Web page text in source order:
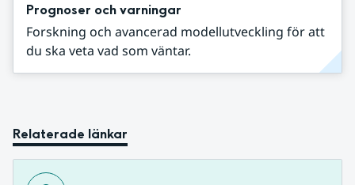
Prognoser och varningar
Forskning och avancerad modellutveckling för att
du ska veta vad som väntar.
Relaterade länkar